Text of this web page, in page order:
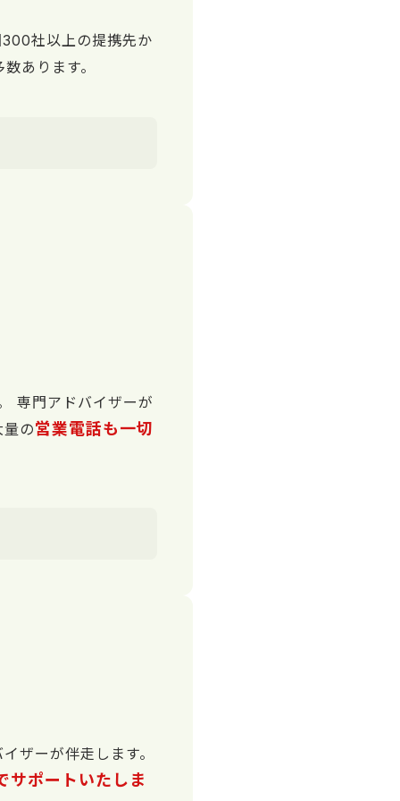
社以上の提携先か
あります。
専門アドバイザーが
の営業電話も一切
ザーが伴走します。
サポートいたしま